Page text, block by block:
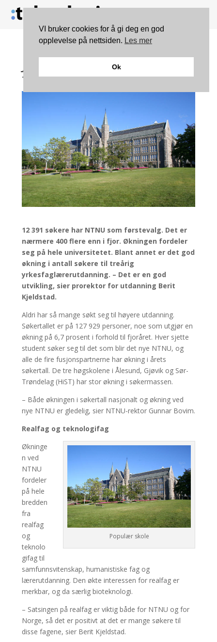
Jevne og gode søkertall
for NTNU
12 391 søkere har NTNU som førstevalg. Det er
nærmere 400 flere enn i fjor. Økningen fordeler
seg på hele universitetet. Blant annet er det god
økning i antall søkere til treårig
yrkesfaglærerutdanning. – Det er en god
utvikling, sier prorektor for utdanning Berit
Kjeldstad.
Aldri har så mange søkt seg til høyere utdanning.
Søkertallet er på 127 929 personer, noe som utgjør en
økning på 6,7 prosent i forhold til fjoråret. Hver sjette
student søker seg til det som blir det nye NTNU, og
alle de fire fusjonspartnerne har økning i årets
søkertall. De tre høgskolene i Ålesund, Gjøvik og Sør-
Trøndelag (HiST) har stor økning i søkermassen.
– Både økningen i søkertall nasjonalt og økning ved
nye NTNU er gledelig, sier NTNU-rektor Gunnar Bovim.
Realfag og teknologifag
Populær skole
Økninge
n ved
NTNU
fordeler
på hele
bredden
fra
realfag
og
teknolo
gifag til
samfunnsvitenskap, humanistiske fag og
lærerutdanning. Den økte interessen for realfag er
merkbar, og da særlig bioteknologi.
– Satsingen på realfag er viktig både for NTNU og for
Norge, så det er positivt at det er mange søkere til
disse fagene, sier Berit Kjeldstad.
VI bruker cookies for å gi deg en god
opplevelse på nettsiden. Les mer
Ok